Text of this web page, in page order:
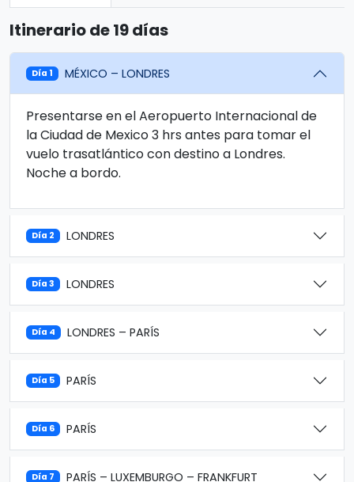
Itinerario de 19 días
Día 1 MÉXICO – LONDRES
Presentarse en el Aeropuerto Internacional de
la Ciudad de Mexico 3 hrs antes para tomar el
vuelo trasatlántico con destino a Londres.
Noche a bordo.
Día 2 LONDRES
Día 3 LONDRES
Día 4 LONDRES – PARÍS
Día 5 PARÍS
Día 6 PARÍS
Día 7 PARÍS – LUXEMBURGO – FRANKFURT